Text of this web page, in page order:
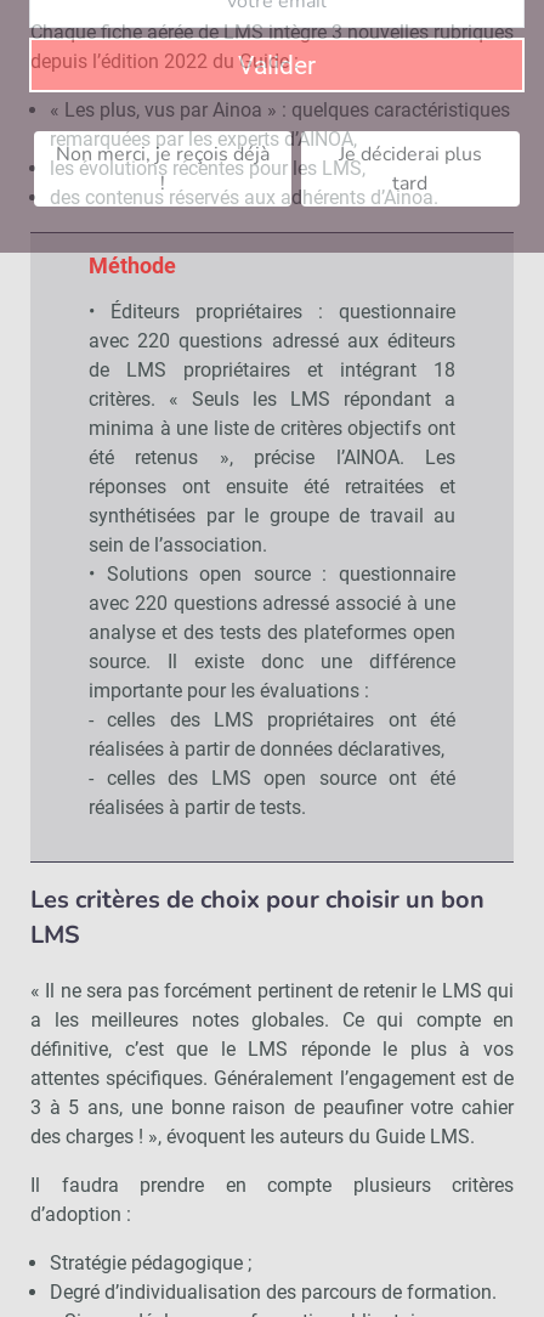
Chaque fiche aérée de LMS intègre 3 nouvelles rubriques
depuis l’édition 2022 du Guide :
« Les plus, vus par Ainoa » : quelques caractéristiques
remarquées par les experts d’AINOA,
les évolutions récentes pour les LMS,
des contenus réservés aux adhérents d’Ainoa.
Méthode
• Éditeurs propriétaires : questionnaire
avec 220 questions adressé aux éditeurs
de LMS propriétaires et intégrant 18
critères. « Seuls les LMS répondant a
minima à une liste de critères objectifs ont
été retenus », précise l’AINOA. Les
réponses ont ensuite été retraitées et
synthétisées par le groupe de travail au
sein de l’association.
• Solutions open source : questionnaire
avec 220 questions adressé associé à une
analyse et des tests des plateformes open
source. Il existe donc une différence
importante pour les évaluations :
- celles des LMS propriétaires ont été
réalisées à partir de données déclaratives,
- celles des LMS open source ont été
réalisées à partir de tests.
Les critères de choix pour choisir un bon
LMS
« Il ne sera pas forcément pertinent de retenir le LMS qui
a les meilleures notes globales. Ce qui compte en
définitive, c’est que le LMS réponde le plus à vos
attentes spécifiques. Généralement l’engagement est de
3 à 5 ans, une bonne raison de peaufiner votre cahier
des charges ! », évoquent les auteurs du Guide LMS.
Il faudra prendre en compte plusieurs critères
d’adoption :
Stratégie pédagogique ;
Degré d’individualisation des parcours de formation.
Valider
Non merci, je reçois déjà
!
Je déciderai plus
tard